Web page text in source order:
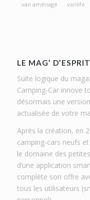
van aménagé
vanlife
LE MAG’
Suite logique du
Camping-Car innove
désormais une
actualisée de votre
Après la création, en
camping-cars neufs
le domaine des
d’une application
complète son offre
tous les utilisateurs